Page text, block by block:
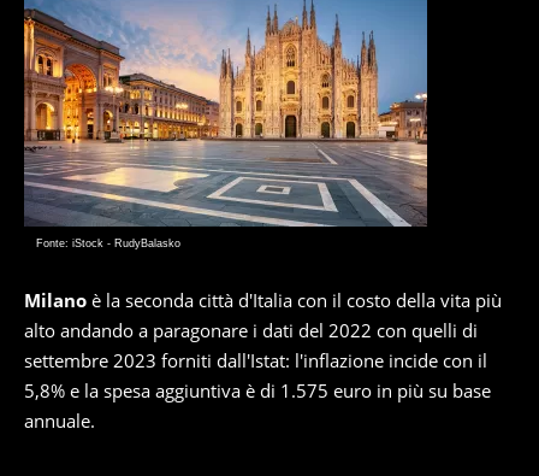
Fonte: iStock - RudyBalasko
Milano è la seconda città d'Italia con il costo della vita più
alto andando a paragonare i dati del 2022 con quelli di
settembre 2023 forniti dall'Istat: l'inflazione incide con il
5,8% e la spesa aggiuntiva è di 1.575 euro in più su base
annuale.